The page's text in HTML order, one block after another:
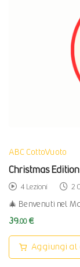
ABC CottoVuoto
Christmas
4 Lezioni 2
🎄 Benvenuti nel
39.00 €
Aggiungi al